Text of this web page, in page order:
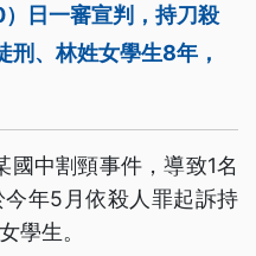
日一審宣判，持刀殺
刑、林姓女學生8年，
中割頸事件，導致1名
年5月依殺人罪起訴持
學生。